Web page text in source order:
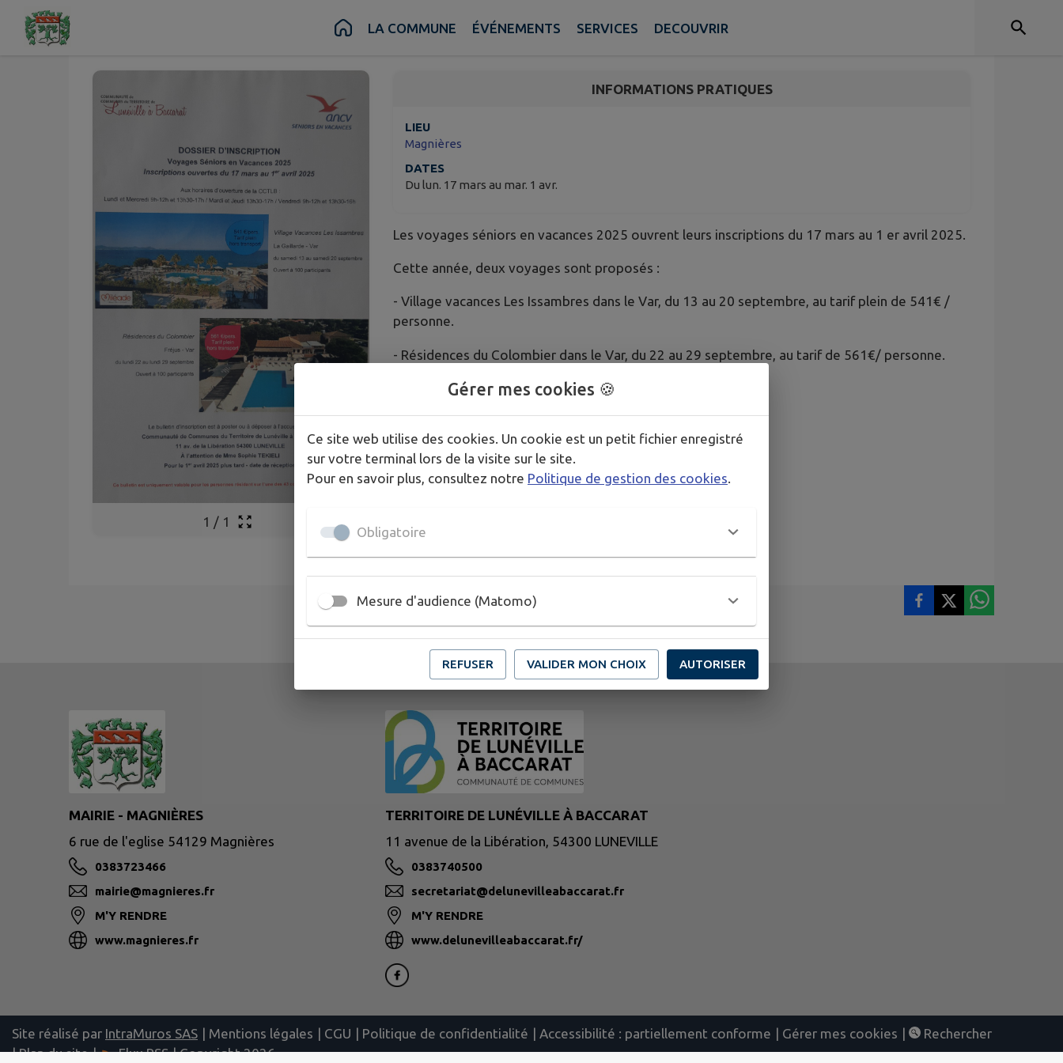
Contenu LA COMMUNE ÉVÉNEMENTS SERVICES DECOUVRIR
1 / 1
INFORMATIONS PRATIQUES
LIEU
Magnières
DATES
Du lun. 17 mars au mar. 1 avr.
Les voyages séniors en vacances 2025 ouvrent leurs inscriptions du 17 mars au 1 er avril 2025.
Cette année, deux voyages sont proposés :
- Village vacances Les Issambres dans le Var, du 13 au 20 septembre, au tarif plein de 541€ /
personne.
- Résidences du Colombier dans le Var, du 22 au 29 septembre, au tarif de 561€/ personne.
Renseignements en mairie et inscriptions auprès de la CCTLB
Publié par Edouard BABEL
MAIRIE - MAGNIÈRES
6 rue de l'eglise 54129 Magnières
0383723466
mairie@magnieres.fr
M'Y RENDRE
www.magnieres.fr
TERRITOIRE DE LUNÉVILLE À BACCARAT
11 avenue de la Libération, 54300 LUNEVILLE
0383740500
secretariat@delunevilleabaccarat.fr
M'Y RENDRE
www.delunevilleabaccarat.fr/
Site réalisé par IntraMuros SAS | Mentions légales | CGU | Politique de confidentialité | Accessibilité : partiellement conforme | Gérer mes cookies |
Rechercher
|Plan du site | Flux RSS | Copyright 2026
Gérer mes cookies 🍪
Ce site web utilise des cookies. Un cookie est un petit fichier enregistré
sur votre terminal lors de la visite sur le site.
Pour en savoir plus, consultez notre Politique de gestion des cookies
Obligatoire
Mesure d'audience (Matomo)
REFUSER VALIDER MON CHOIX AUTORISER